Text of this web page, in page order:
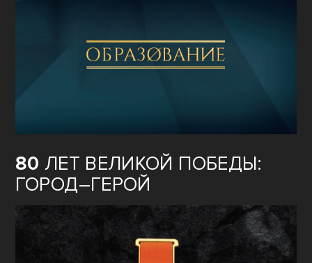
80 ЛЕТ ВЕЛИКОЙ ПОБЕДЫ:
ГОРОД–ГЕРОЙ